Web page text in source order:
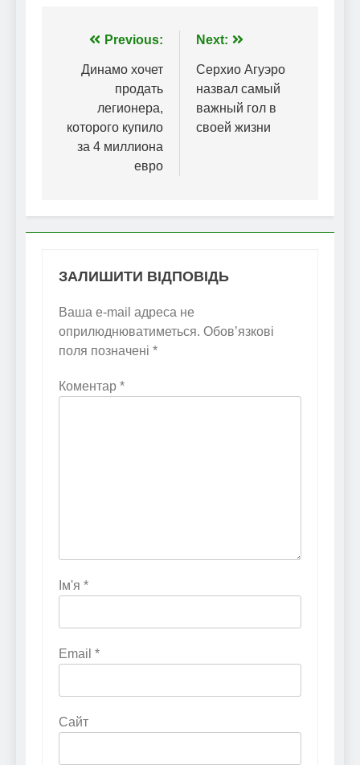
Навігація
записів
Previous:
Динамо хочет
продать
легионера,
которого купило
за 4 миллиона
евро
Next:
Серхио Агуэро
назвал самый
важный гол в
своей жизни
ЗАЛИШИТИ ВІДПОВІДЬ
Ваша e-mail адреса не
оприлюднюватиметься. Обов’язкові
поля позначені *
Коментар *
Ім'я *
Email *
Сайт